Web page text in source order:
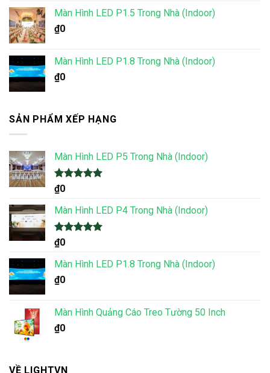
Màn Hình LED P1.5 Trong Nhà (Indoor)
₫0
Màn Hình LED P1.8 Trong Nhà (Indoor)
₫0
SẢN PHẨM XẾP HẠNG
Màn Hình LED P5 Trong Nhà (Indoor)
Được xếp
hạng
5 sao
₫0
Màn Hình LED P4 Trong Nhà (Indoor)
Được xếp
hạng
5 sao
₫0
Màn Hình LED P1.8 Trong Nhà (Indoor)
₫0
Màn Hình Quảng Cáo Treo Tường 50 Inch
₫0
VỀ LIGHTVN